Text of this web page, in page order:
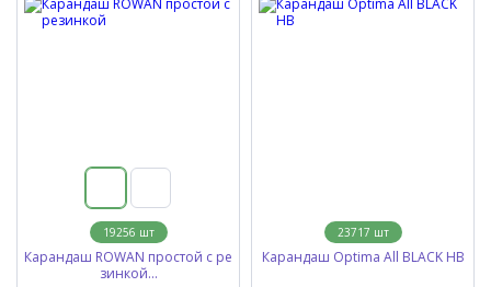
19256 шт
Карандаш ROWAN простой с ре
зинкой...
23717 шт
Карандаш Optima All BLACK HB